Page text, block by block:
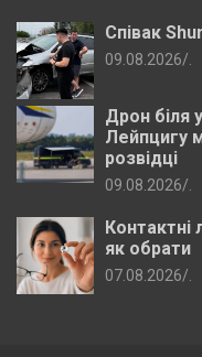
Співак
09.08.2026
Дрон біля
Лейпцигу
розвідці
09.08.2026
Контактні
як обрати
07.08.2026